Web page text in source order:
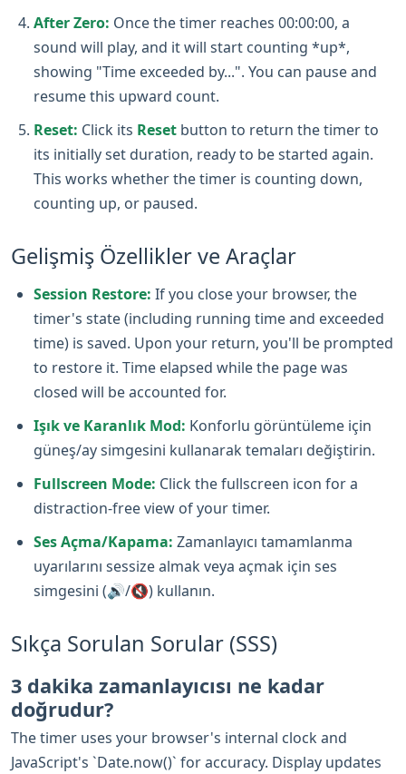
After Zero: Once the timer reaches 00:00:00, a
sound will play, and it will start counting *up*,
showing "Time exceeded by...". You can pause and
resume this upward count.
Reset: Click its Reset button to return the timer to
its initially set duration, ready to be started again.
This works whether the timer is counting down,
counting up, or paused.
Gelişmiş Özellikler ve Araçlar
Session Restore: If you close your browser, the
timer's state (including running time and exceeded
time) is saved. Upon your return, you'll be prompted
to restore it. Time elapsed while the page was
closed will be accounted for.
Işık ve Karanlık Mod: Konforlu görüntüleme için
güneş/ay simgesini kullanarak temaları değiştirin.
Fullscreen Mode: Click the fullscreen icon for a
distraction-free view of your timer.
Ses Açma/Kapama: Zamanlayıcı tamamlanma
uyarılarını sessize almak veya açmak için ses
simgesini (🔊/🔇) kullanın.
Sıkça Sorulan Sorular (SSS)
3 dakika zamanlayıcısı ne kadar
doğrudur?
The timer uses your browser's internal clock and
JavaScript's `Date.now()` for accuracy. Display updates